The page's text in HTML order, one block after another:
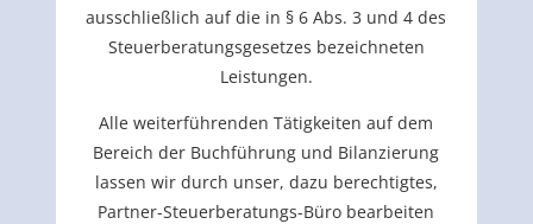
ausschließlich auf die in § 6 Abs. 3 und 4 des
Steuerberatungsgesetzes bezeichneten
Leistungen.
Alle weiterführenden Tätigkeiten auf dem
Bereich der Buchführung und Bilanzierung
lassen wir durch unser, dazu berechtigtes,
Partner-Steuerberatungs-Büro bearbeiten